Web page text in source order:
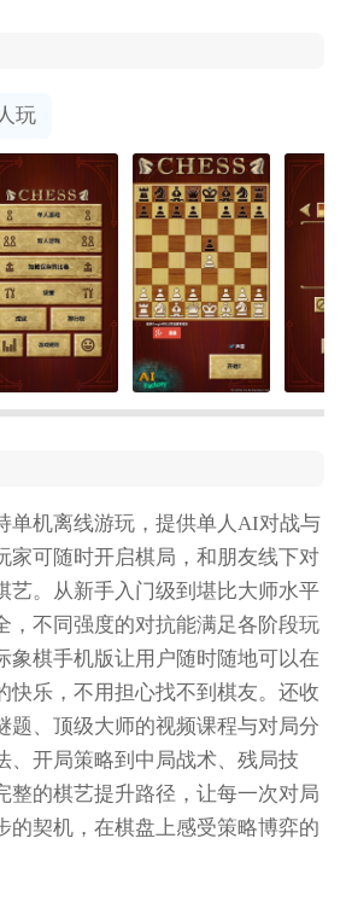
玩
单机离线游玩，提供单人AI对战与
家可随时开启棋局，和朋友线下对
艺。从新手入门级到堪比大师水平
，不同强度的对抗能满足各阶段玩
象棋手机版让用户随时随地可以在
快乐，不用担心找不到棋友。还收
题、顶级大师的视频课程与对局分
、开局策略到中局战术、残局技
整的棋艺提升路径，让每一次对局
的契机，在棋盘上感受策略博弈的